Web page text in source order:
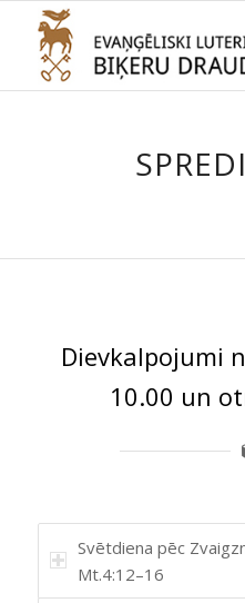
Dievkalpojumi
10.00 un
Svētdiena pēc
Mt.4:12–16